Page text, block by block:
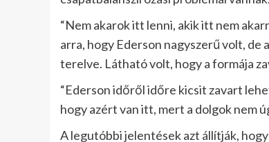
“Nem akarok itt lenni, akik itt nem
arra, hogy Ederson nagyszerű volt, de
terelve. Látható volt, hogy a formája
“Ederson időről időre kicsit zavart
hogy azért van itt, mert a dolgok nem
A legutóbbi jelentések azt állítják,